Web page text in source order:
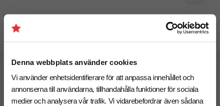
Denna webbplats använder cookies
Vi använder enhetsidentifierare för att anpassa innehållet och
annonserna till användarna, tillhandahålla funktioner för sociala
medier och analysera vår trafik. Vi vidarebefordrar även sådana
Fri offert